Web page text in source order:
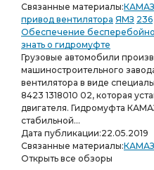
Связанные материалы:КАМАЗ
привод вентилятора ЯМЗ 236
Обеспечение
знать о гидромуфте
Грузовые автомобили
машиностроительного
вентилятора в виде
8423 1318010 02, которая
двигателя. Гидромуфта
стабильной...
Дата публикации:22.05.2019
Связанные материалы:КАМАЗ
Открыть все обзоры